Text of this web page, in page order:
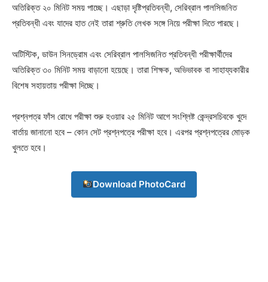
অতিরিক্ত ২০ মিনিট সময় পাচ্ছে। এছাড়া দৃষ্টিপ্রতিবন্ধী, সেরিব্রাল পালসিজনিত
প্রতিবন্ধী এবং যাদের হাত নেই তারা শ্রুতি লেখক সঙ্গে নিয়ে পরীক্ষা দিতে পারছে।
অটিস্টিক, ডাউন সিনড্রোম এবং সেরিব্রাল পালসিজনিত প্রতিবন্ধী পরীক্ষার্থীদের
অতিরিক্ত ৩০ মিনিট সময় বাড়ানো হয়েছে। তারা শিক্ষক, অভিভাবক বা সাহায্যকারীর
বিশেষ সহায়তায় পরীক্ষা দিচ্ছে।
প্রশ্নপত্র ফাঁস রোধে পরীক্ষা শুরু হওয়ার ২৫ মিনিট আগে সংশ্লিষ্ট কেন্দ্রসচিবকে খুদে
বার্তায় জানানো হবে – কোন সেট প্রশ্নপত্রে পরীক্ষা হবে। এরপর প্রশ্নপত্রের মোড়ক
খুলতে হবে।
Download PhotoCard